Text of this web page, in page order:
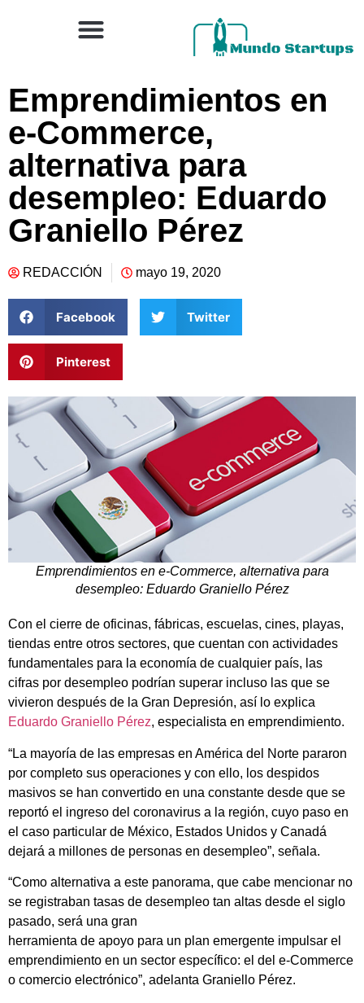
Emprendimientos en
e-Commerce,
alternativa para
desempleo: Eduardo
Graniello Pérez
REDACCIÓN mayo 19, 2020
Facebook Twitter
Pinterest
Emprendimientos en e-Commerce, alternativa para
desempleo: Eduardo Graniello Pérez
Con el cierre de oficinas, fábricas, escuelas, cines, playas,
tiendas entre otros sectores, que cuentan con actividades
fundamentales para la economía de cualquier país, las
cifras por desempleo podrían superar incluso las que se
vivieron después de la Gran Depresión, así lo explica
Eduardo Graniello Pérez, especialista en emprendimiento.
“La mayoría de las empresas en América del Norte pararon
por completo sus operaciones y con ello, los despidos
masivos se han convertido en una constante desde que se
reportó el ingreso del coronavirus a la región, cuyo paso en
el caso particular de México, Estados Unidos y Canadá
dejará a millones de personas en desempleo”, señala.
“Como alternativa a este panorama, que cabe mencionar no
se registraban tasas de desempleo tan altas desde el siglo
pasado, será una gran
herramienta de apoyo para un plan emergente impulsar el
emprendimiento en un sector específico: el del e-Commerce
o comercio electrónico”, adelanta Graniello Pérez.